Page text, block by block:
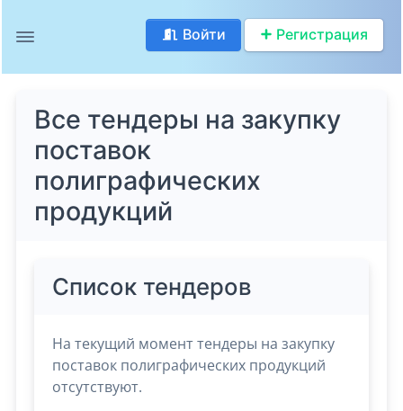
Войти Регистрация
Все тендеры на закупку
поставок
полиграфических
продукций
Список тендеров
На текущий момент тендеры на закупку
поставок полиграфических продукций
отсутствуют.